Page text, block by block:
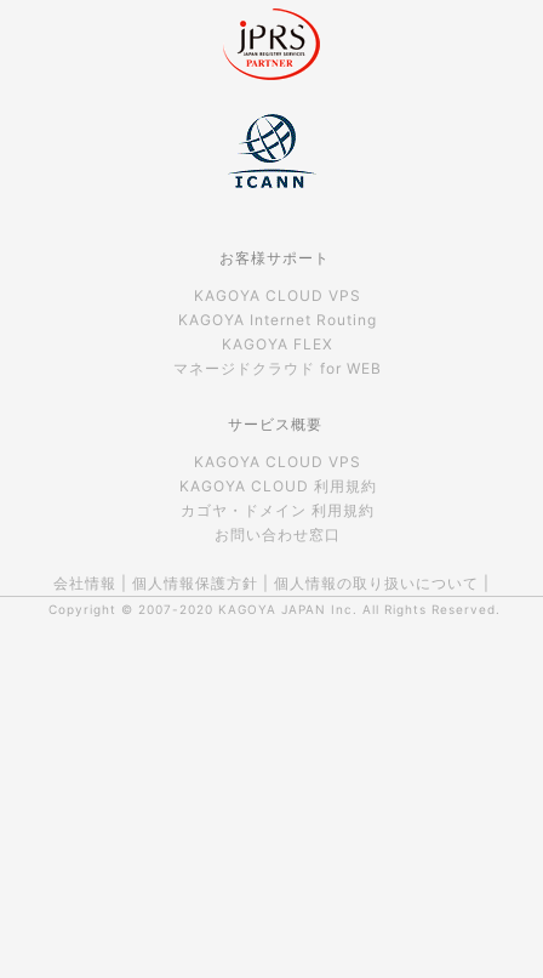
お客様サポート
KAGOYA CLOUD VPS
KAGOYA Internet Routing
KAGOYA FLEX
マネージドクラウド for WEB
サービス概要
KAGOYA CLOUD VPS
KAGOYA CLOUD 利用規約
カゴヤ・ドメイン 利用規約
お問い合わせ窓口
会社情報 個人情報保護方針 個人情報の取り扱いについて
Copyright © 2007-2020 KAGOYA JAPAN Inc. All Rights Reserved.